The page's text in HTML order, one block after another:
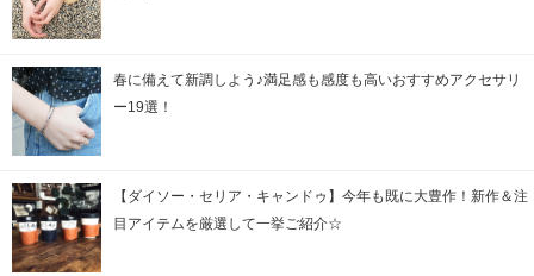
春に備えて新調しよう♪満足感も感度も高いおすすめアクセサリ
ー19選！
【ダイソー・セリア・キャンドゥ】今年も既に大豊作！新作＆注
目アイテムを厳選して一挙ご紹介☆